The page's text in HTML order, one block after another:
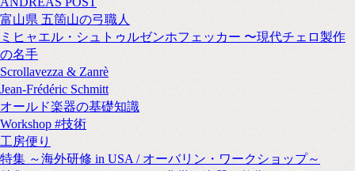
富山県 五箇山の弓職人
ミヒャエル・シュトゥルゼンホフェッカー 〜現代チェロ製作
の名手
Scrollavezza & Zanrè
Jean-Frédéric Schmitt
オールド楽器の基礎知識
Workshop #技術
工房便り
特集 ～海外研修 in USA / オーバリン・ワークショップ～